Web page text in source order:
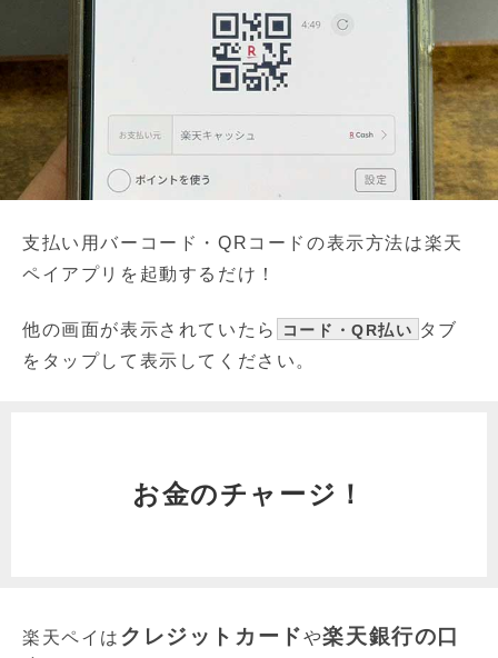
支払い用バーコード・QRコードの表示方法は楽天
ペイアプリを起動するだけ！
他の画面が表示されていたら コード・QR払い タブ
をタップして表示してください。
お金のチャージ！
楽天ペイは クレジットカードや楽天銀行の口